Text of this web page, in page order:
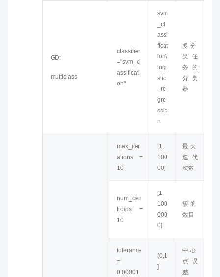
GD:
multiclass
classifier
="svm_cl
assificati
on"
svm
_cl
assi
ficat
ion\
logi
stic
_re
gre
ssio
n
多分
类任
务的
分类
器
max_iter
ations =
10
[1,
100
00]
最大
迭代
次数
num_cen
troids =
10
[1,
100
000
0]
簇的
数目
tolerance
=
0.00001
(0,1
]
中心
点误
差